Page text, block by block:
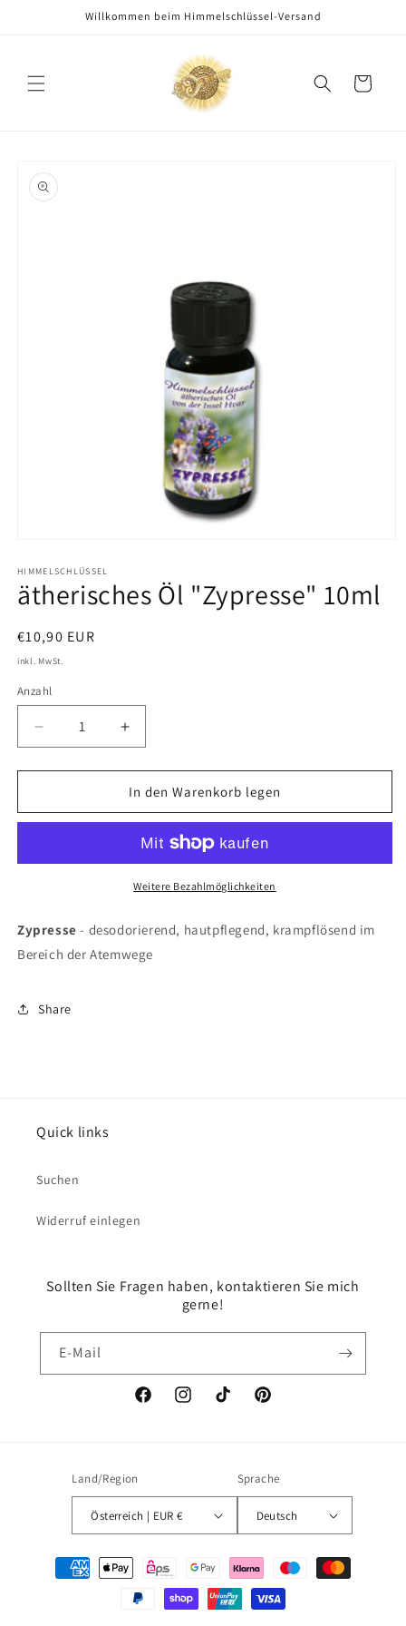
Willkommen beim Himmelschlüssel-Versand
Warenkorb
in
Modal
öffnen
HIMMELSCHLÜSSEL
ätherisches Öl "Zypresse" 10ml
Normaler
Preis
€10,90 EUR
inkl. MwSt.
Anzahl
Verringere
die
Menge
ätherisches
&quot;Zypresse&quot;
10ml
Erhöhe
die
Menge
für
ätherisches
&quot;Zypresse&quot;
10ml
In den Warenkorb legen
Weitere Bezahlmöglichkeiten
Zypresse - desodorierend, hautpflegend, krampflösend im
Bereich der Atemwege
Share
Quick links
Suchen
Widerruf einlegen
Sollten Sie Fragen haben, kontaktieren Sie mich
gerne!
E-Mail
FacebookInstagramTikTok Pinterest
Land/Region
Österreich | EUR €
Sprache
Deutsch
Zahlungsmethoden